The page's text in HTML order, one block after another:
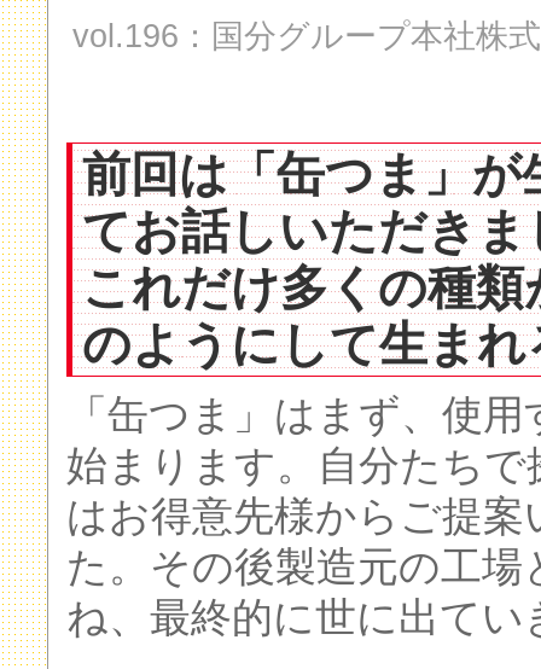
vol.196：国分グループ本社株
前回は「缶つま」
てお話しいただきま
これだけ多くの種
のようにして生ま
「缶つま」はまず、使
始まります。自分たち
はお得意先様からご提
た。その後製造元の工
ね、最終的に世に出てい